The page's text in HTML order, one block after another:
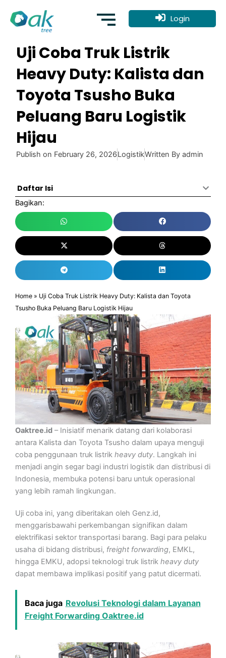
content
Login
Uji Coba Truk Listrik
Heavy Duty: Kalista dan
Toyota Tsusho Buka
Peluang Baru Logistik
Hijau
Publish on February 26, 2026LogistikWritten By admin
Daftar Isi
Bagikan:
Home » Uji Coba Truk Listrik Heavy Duty: Kalista dan Toyota
Tsusho Buka Peluang Baru Logistik Hijau
Oaktree.id – Inisiatif menarik datang dari kolaborasi
antara Kalista dan Toyota Tsusho dalam upaya menguji
coba penggunaan truk listrik heavy duty. Langkah ini
menjadi angin segar bagi industri logistik dan distribusi di
Indonesia, membuka potensi baru untuk operasional
yang lebih ramah lingkungan.
Uji coba ini, yang diberitakan oleh Genz.id,
menggarisbawahi perkembangan signifikan dalam
elektrifikasi sektor transportasi barang. Bagi para pelaku
usaha di bidang distribusi, freight forwarding, EMKL,
hingga EMKU, adopsi teknologi truk listrik heavy duty
dapat membawa implikasi positif yang patut dicermati.
Baca juga Revolusi Teknologi dalam Layanan
Freight Forwarding Oaktree.id